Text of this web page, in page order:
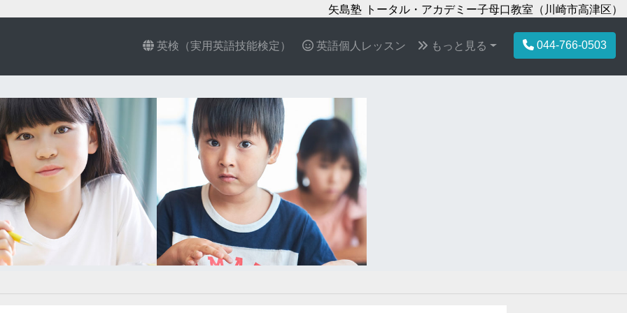
矢島塾 トータル・アカデミー子母口教室（川崎市高津区）
英検（実用英語技能検定） 英語個人レッスン もっと見る 044-766-0503